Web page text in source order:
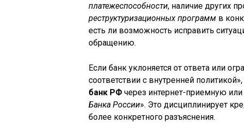
платежеспособности, наличие других
реструктуризационных программ в
есть ли возможность исправить
обращению.
Если банк уклоняется от ответа или
соответствии с внутренней
банк РФ через интернет-приемную
Банка России». Это дисциплинирует
более конкретного разъяснения.